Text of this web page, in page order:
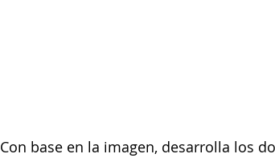
Con base en la imagen, desarrolla los